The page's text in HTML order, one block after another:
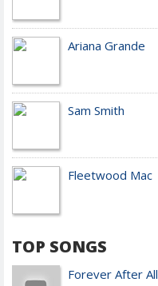
Ariana Grande
Sam Smith
Fleetwood Mac
TOP SONGS
Forever After All